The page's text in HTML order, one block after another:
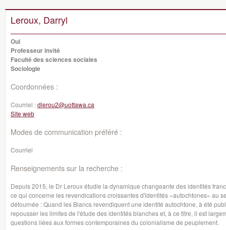
Leroux, Darryl
Oui
Professeur invité
Faculté des sciences sociales
Sociologie
Coordonnées :
Courriel :dlerou2@uottawa.ca
Site web
Modes de communication préféré :
Courriel
Renseignements sur la recherche :
Depuis 2015, le Dr Leroux étudie la dynamique changeante des identités
ce qui concerne les revendications croissantes d'identités «autochtones» au
détournée : Quand les Blancs revendiquent une identité autochtone, à été
repousser les limites de l'étude des identités blanches et, à ce titre, il est
questions liées aux formes contemporaines du colonialisme de peuplement.